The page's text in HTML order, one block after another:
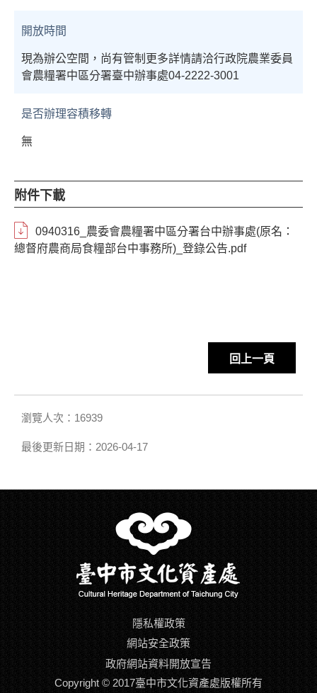
開放時間
現為辦公空間，尚有管制更多詳情請洽行政院農業委員
會農糧署中區分署臺中辦事處04-2222-3001
是否辦理容積移轉
無
附件下載
0940316_農委會農糧署中區分署台中辦事處(原名：
總督府農商局食糧部台中事務所)_登錄公告.pdf
回上一頁
瀏覽人次：16939
最後更新日期：2026-04-17
隱私權政策
網站安全政策
政府網站資料開放宣告
Copyright © 2017臺中市文化資產處版權所有